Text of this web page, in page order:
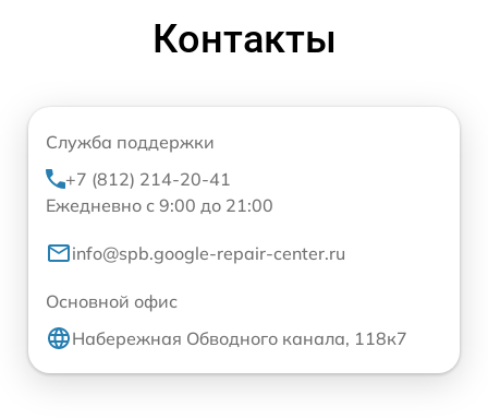
Контакты
Служба поддержки
+7 (812) 214-20-41
Ежедневно с 9:00 до 21:00
info@spb.google-repair-center.ru
Основной офис
Набережная Обводного канала, 118к7